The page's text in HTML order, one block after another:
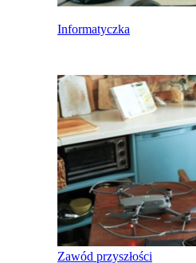
Informatyczka
Zawód przyszłości